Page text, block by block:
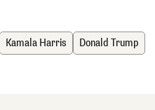
Kamala Harris Donald Trump